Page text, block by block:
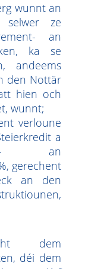
wunnt an
selwer ze
an
ka se
andeems
den Nottär
hien och
wunnt;
verloune
a
an
gerechent
an den
dem
déi dem